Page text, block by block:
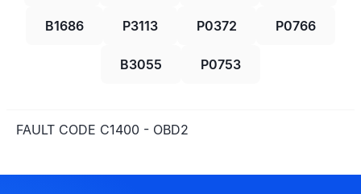
B1686 P3113 P0372 P0766
B3055 P0753
FAULT CODE C1400 - OBD2